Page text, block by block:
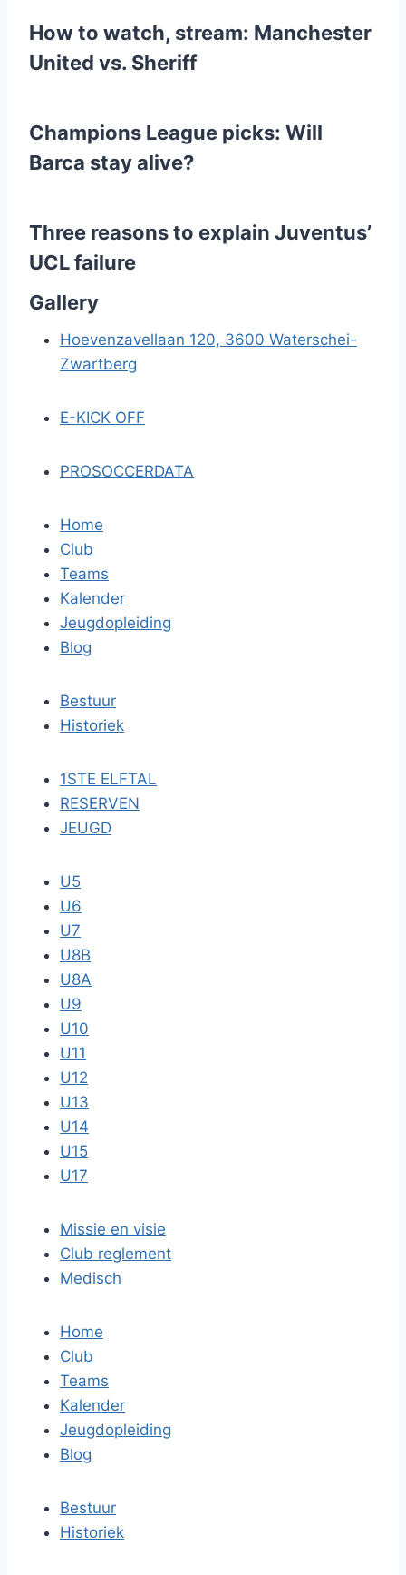
How to watch, stream: Manchester
United vs. Sheriff
Champions League picks: Will
Barca stay alive?
Three reasons to explain Juventus’
UCL failure
Gallery
Hoevenzavellaan 120, 3600 Waterschei-
Zwartberg
E-KICK OFF
PROSOCCERDATA
Home
Club
Teams
Kalender
Jeugdopleiding
Blog
Bestuur
Historiek
1STE ELFTAL
RESERVEN
JEUGD
U5
U6
U7
U8B
U8A
U9
U10
U11
U12
U13
U14
U15
U17
Missie en visie
Club reglement
Medisch
Home
Club
Teams
Kalender
Jeugdopleiding
Blog
Bestuur
Historiek